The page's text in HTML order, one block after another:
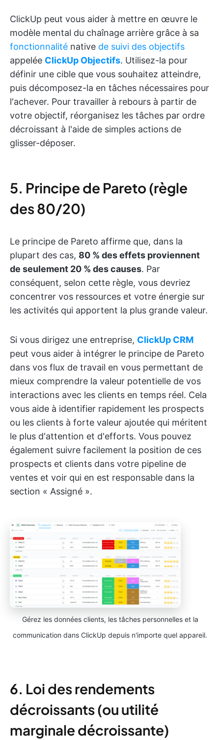
ClickUp peut vous aider à mettre en œuvre le
modèle mental du chaînage arrière grâce à sa
fonctionnalité native de suivi des objectifs
appelée ClickUp Objectifs. Utilisez-la pour
définir une cible que vous souhaitez atteindre,
puis décomposez-la en tâches nécessaires pour
l'achever. Pour travailler à rebours à partir de
votre objectif, réorganisez les tâches par ordre
décroissant à l'aide de simples actions de
glisser-déposer.
5. Principe de Pareto (règle
des 80/20)
Le principe de Pareto affirme que, dans la
plupart des cas, 80 % des effets proviennent
de seulement 20 % des causes. Par
conséquent, selon cette règle, vous devriez
concentrer vos ressources et votre énergie sur
les activités qui apportent la plus grande valeur.
Si vous dirigez une entreprise, ClickUp CRM
peut vous aider à intégrer le principe de Pareto
dans vos flux de travail en vous permettant de
mieux comprendre la valeur potentielle de vos
interactions avec les clients en temps réel. Cela
vous aide à identifier rapidement les prospects
ou les clients à forte valeur ajoutée qui méritent
le plus d'attention et d'efforts. Vous pouvez
également suivre facilement la position de ces
prospects et clients dans votre pipeline de
ventes et voir qui en est responsable dans la
section « Assigné ».
Gérez les données clients, les tâches personnelles et la
communication dans ClickUp depuis n'importe quel appareil.
6. Loi des rendements
décroissants (ou utilité
marginale décroissante)